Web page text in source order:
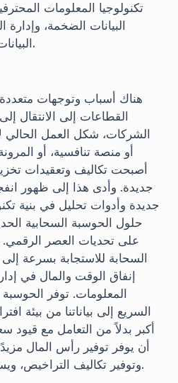
تكنولوجيا المعلومات
البيانات الضخمة، وإدارة
البيانات، وإدارة أنظمة الأمن.
هناك أسباب وتوجهات
القطاعات إلى الانتقال
الشركات، شكل العمل الحالي
أو منصة تنافسية، أو
أصبحت تكاليف وتعقيدات
جديدة. وأدى هذا إلى ظهور
جديدة وأدوات تحليل في بنية
حلول الحوسبة السحابية
على تحديات العصر
السحابة للاستجابة بسرعة
إنفاق الوقت والمال في
المعلومات. توفر
السريع إلى بياناتنا من بيئة
أكبر بدلاً من التعامل مع قيود
أن يوفر توفير رأس المال
وتوفير تكاليف التراخيص، ويسمح بنقل البيانات بسرعة.